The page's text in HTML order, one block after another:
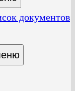
документов